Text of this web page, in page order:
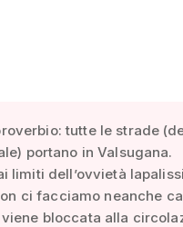
tutte le strade
portano in Valsugana.
limiti dell’ovvietà
ci facciamo neanche
bloccata alla